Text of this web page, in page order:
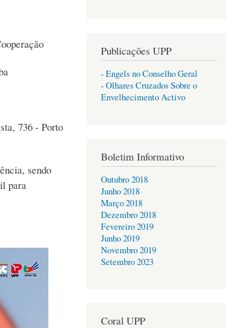
736 - Porto
sendo
para
Publicações UPP
- Engels no Conselho Geral
- Olhares Cruzados Sobre o
Envelhecimento Activo
Boletim Informativo
Outubro 2018
Junho 2018
Março 2018
Dezembro 2018
Fevereiro 2019
Junho 2019
Novembro 2019
Setembro 2023
Coral UPP